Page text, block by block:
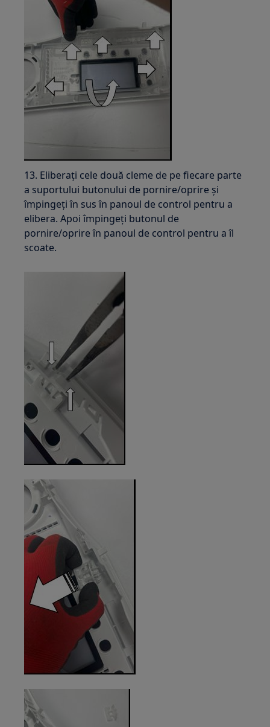
13. Eliberați cele două cleme de pe fiecare parte
a suportului butonului de pornire/oprire și
împingeți în sus în panoul de control pentru a
elibera. Apoi împingeți butonul de
pornire/oprire în panoul de control pentru a îl
scoate.